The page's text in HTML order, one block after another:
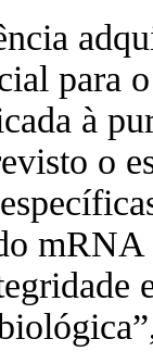
para
à
o
mRNA